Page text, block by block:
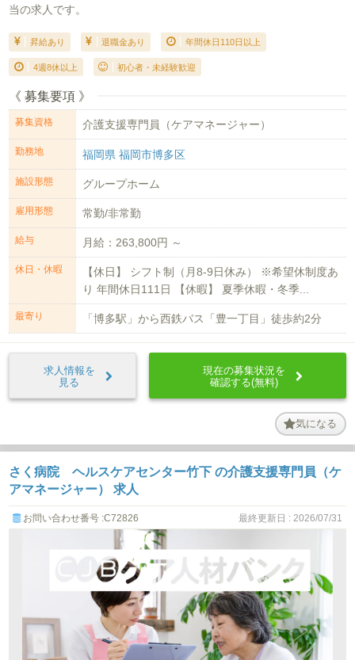
当の求人です。
昇給あり 退職金あり 年間休日110日以上
4週8休以上 初心者・未経験歓迎
《 募集要項 》
募集資格 介護支援専門員（ケアマネージャー）
勤務地 福岡県 福岡市博多区
施設形態 グループホーム
雇用形態 常勤/非常勤
給与 月給：263,800円 ～
休日・休暇
【休日】 シフト制（月8-9日休み） ※希望休制度あ
り 年間休日111日 【休暇】 夏季休暇・冬季...
最寄り 「博多駅」から西鉄バス「豊一丁目」徒歩約2分
求人情報を
見る
現在の募集状況を
確認する(無料)
気になる
さく病院 ヘルスケアセンター竹下 の介護支援専門員（ケ
アマネージャー） 求人
お問い合わせ番号 :C72826 最終更新日 : 2026/07/31